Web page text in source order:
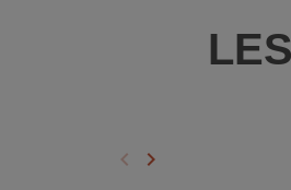
Précédent
keyboard_arrow_left Suivant
keyboard_arrow_right